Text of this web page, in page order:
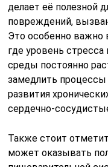
делает её полезной
повреждений,
Это особенно важно
где уровень
среды постоянно
замедлить
развития
сердечно-
Также стоит
может оказывать